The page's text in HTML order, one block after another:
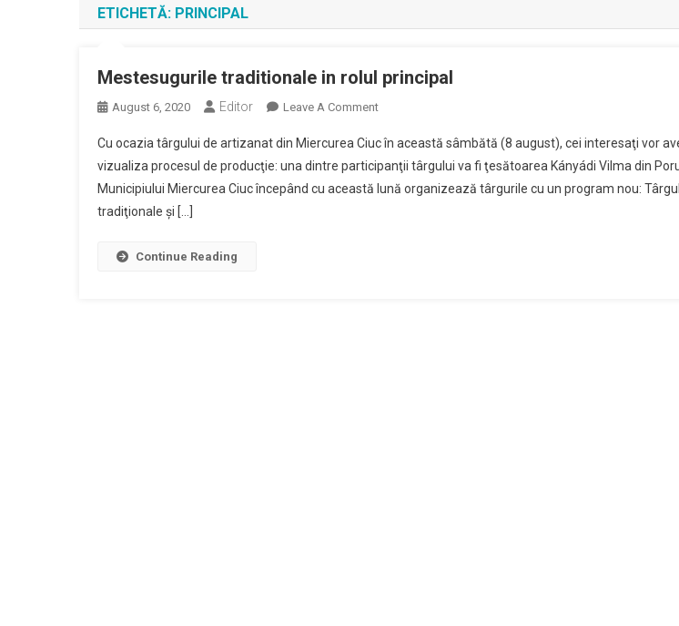
ETICHETĂ: PRINCIPAL
Mestesugurile traditionale in rolul principal
August 6, 2020 Editor Leave A CommentOn
Traditionale
In
Rolul
Cu ocazia târgului de artizanat din Miercurea Ciuc în această sâmbătă (8 august), cei interesaţi vor
vizualiza procesul de producţie: una dintre participanţii târgului va fi ţesătoarea Kányádi Vilma din
Municipiului Miercurea Ciuc începând cu această lună organizează târgurile cu un program nou:
tradiţionale şi […]
Continue Reading